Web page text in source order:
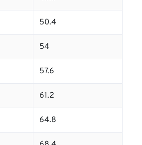
50.4
54
57.6
61.2
64.8